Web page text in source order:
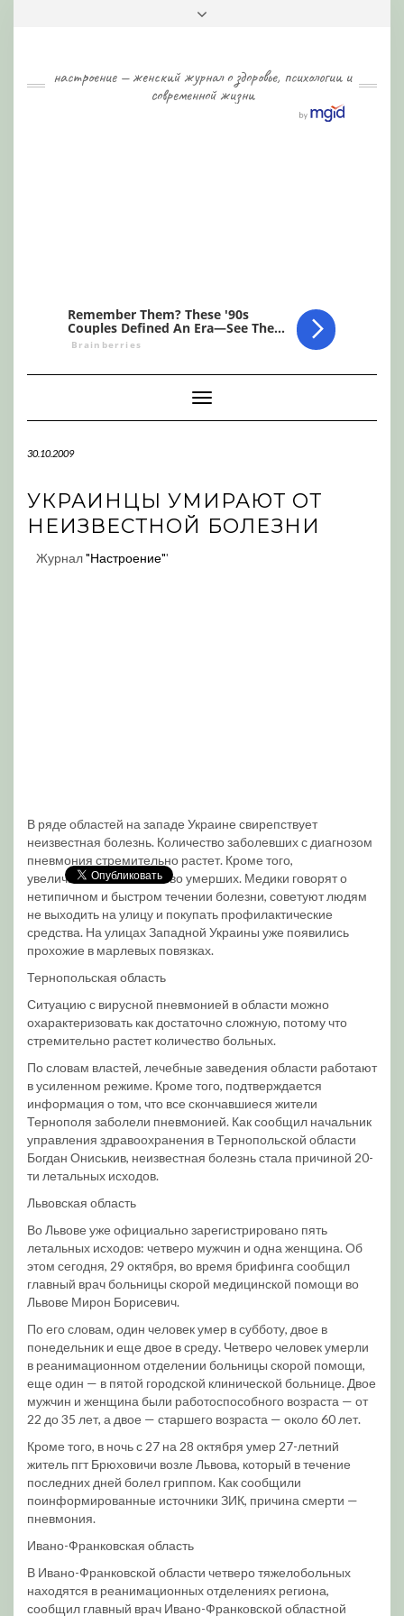
настроение — женский журнал о здоровье, психологии и
современной жизни
Toggle
Navigation
30.10.2009
УКРАИНЦЫ УМИРАЮТ ОТ
НЕИЗВЕСТНОЙ БОЛЕЗНИ
Журнал"Настроение"'
В ряде областей на западе Украине свирепствует
неизвестная болезнь. Количество заболевших с диагнозом
пневмония стремительно растет. Кроме того,
увеличивается количество умерших. Медики говорят о
нетипичном и быстром течении болезни, советуют людям
не выходить на улицу и покупать профилактические
средства. На улицах Западной Украины уже появились
прохожие в марлевых повязках.
Тернопольская область
Ситуацию с вирусной пневмонией в области можно
охарактеризовать как достаточно сложную, потому что
стремительно растет количество больных.
По словам властей, лечебные заведения области работают
в усиленном режиме. Кроме того, подтверждается
информация о том, что все скончавшиеся жители
Тернополя заболели пневмонией. Как сообщил начальник
управления здравоохранения в Тернопольской области
Богдан Ониськив, неизвестная болезнь стала причиной 20-
ти летальных исходов.
Львовская область
Во Львове уже официально зарегистрировано пять
летальных исходов: четверо мужчин и одна женщина. Об
этом сегодня, 29 октября, во время брифинга сообщил
главный врач больницы скорой медицинской помощи во
Львове Мирон Борисевич.
По его словам, один человек умер в субботу, двое в
понедельник и еще двое в среду. Четверо человек умерли
в реанимационном отделении больницы скорой помощи,
еще один — в пятой городской клинической больнице. Двое
мужчин и женщина были работоспособного возраста — от
22 до 35 лет, а двое — старшего возраста — около 60 лет.
Кроме того, в ночь с 27 на 28 октября умер 27-летний
житель пгт Брюховичи возле Львова, который в течение
последних дней болел гриппом. Как сообщили
поинформированные источники ЗИК, причина смерти —
пневмония.
Ивано-Франковская область
В Ивано-Франковской области четверо тяжелобольных
находятся в реанимационных отделениях региона,
сообщил главный врач Ивано-Франковской областной